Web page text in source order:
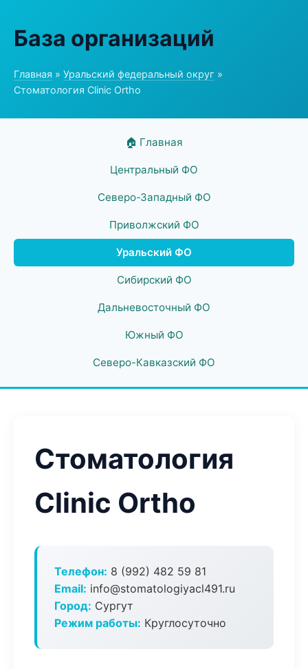
База организаций
Главная » Уральский федеральный округ »
Стоматология Clinic Ortho
🏠 Главная
Центральный ФО
Северо-Западный ФО
Приволжский ФО
Уральский ФО
Сибирский ФО
Дальневосточный ФО
Южный ФО
Северо-Кавказский ФО
Стоматология
Clinic Ortho
Телефон: 8 (992) 482 59 81
Email: info@stomatologiyacl491.ru
Город: Сургут
Режим работы: Круглосуточно